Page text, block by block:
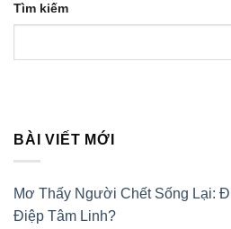
Tìm kiếm
BÀI VIẾT MỚI
Mơ Thấy Người Chết Sống Lại:
Điệp Tâm Linh?